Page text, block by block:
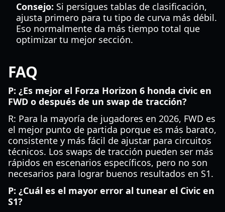
Consejo: Si persigues tablas de clasificación,
ajusta primero para tu tipo de curva más débil.
Eso normalmente da más tiempo total que
optimizar tu mejor sección.
FAQ
P: ¿Es mejor el Forza Horizon 6 honda civic en
FWD o después de un swap de tracción?
R: Para la mayoría de jugadores en 2026, FWD es
el mejor punto de partida porque es más barato,
consistente y más fácil de ajustar para circuitos
técnicos. Los swaps de tracción pueden ser más
rápidos en escenarios específicos, pero no son
necesarios para lograr buenos resultados en S1.
P: ¿Cuál es el mayor error al tunear el Civic en
S1?